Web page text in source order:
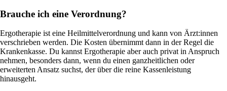
Brauche ich eine Verordnung?
Ergotherapie ist eine Heilmittelverordnung und kann von Ärzt:innen
verschrieben werden. Die Kosten übernimmt dann in der Regel die
Krankenkasse. Du kannst Ergotherapie aber auch privat in Anspruch
nehmen, besonders dann, wenn du einen ganzheitlichen oder
erweiterten Ansatz suchst, der über die reine Kassenleistung
hinausgeht.